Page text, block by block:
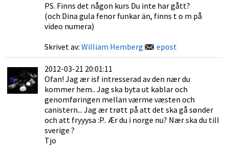
PS. Finns det någon kurs Du inte har gått?
(och Dina gula fenor funkar än, finns t o m på
video numera)
Skrivet av: William Hemberg epost
2012-03-21 20:01:11
Ofan! Jag ær isf intresserad av den nær du
kommer hem.. Jag ska byta ut kablar och
genomføringen mellan værme væsten och
canistern... Jag ær trøtt på att det ska gå sønder
och att fryyysa :P.. Ær du i norge nu? Nær ska du till
sverige ?
Tjo